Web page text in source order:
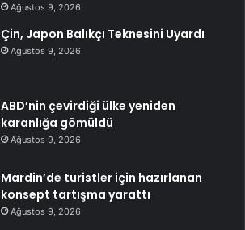
Ağustos 9, 2026
Çin, Japon Balıkçı Teknesini Uyardı
Ağustos 9, 2026
ABD’nin çevirdiği ülke yeniden
karanlığa gömüldü
Ağustos 9, 2026
Mardin’de turistler için hazırlanan
konsept tartışma yarattı
Ağustos 9, 2026